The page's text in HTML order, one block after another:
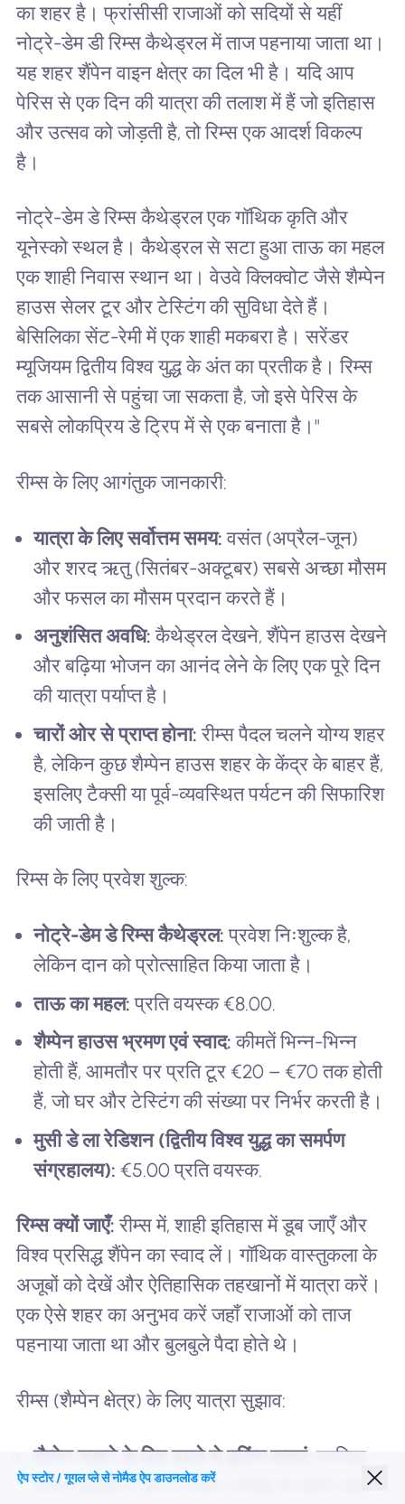
का शहर है। फ्रांसीसी राजाओं को सदियों से यहीं
नोट्रे-डेम डी रिम्स कैथेड्रल में ताज पहनाया जाता था।
यह शहर शैंपेन वाइन क्षेत्र का दिल भी है। यदि आप
पेरिस से एक दिन की यात्रा की तलाश में हैं जो इतिहास
और उत्सव को जोड़ती है, तो रिम्स एक आदर्श विकल्प
है।
नोट्रे-डेम डे रिम्स कैथेड्रल एक गॉथिक कृति और
यूनेस्को स्थल है। कैथेड्रल से सटा हुआ ताऊ का महल
एक शाही निवास स्थान था। वेउवे क्लिक्वोट जैसे शैम्पेन
हाउस सेलर टूर और टेस्टिंग की सुविधा देते हैं।
बेसिलिका सेंट-रेमी में एक शाही मकबरा है। सरेंडर
म्यूजियम द्वितीय विश्व युद्ध के अंत का प्रतीक है। रिम्स
तक आसानी से पहुंचा जा सकता है, जो इसे पेरिस के
सबसे लोकप्रिय डे ट्रिप में से एक बनाता है।"
रीम्स के लिए आगंतुक जानकारी:
यात्रा के लिए सर्वोत्तम समय: वसंत (अप्रैल-जून)
और शरद ऋतु (सितंबर-अक्टूबर) सबसे अच्छा मौसम
और फसल का मौसम प्रदान करते हैं।
अनुशंसित अवधि: कैथेड्रल देखने, शैंपेन हाउस देखने
और बढ़िया भोजन का आनंद लेने के लिए एक पूरे दिन
की यात्रा पर्याप्त है।
चारों ओर से प्राप्त होना: रीम्स पैदल चलने योग्य शहर
है, लेकिन कुछ शैम्पेन हाउस शहर के केंद्र के बाहर हैं,
इसलिए टैक्सी या पूर्व-व्यवस्थित पर्यटन की सिफारिश
की जाती है।
रिम्स के लिए प्रवेश शुल्क:
नोट्रे-डेम डे रिम्स कैथेड्रल: प्रवेश निःशुल्क है,
लेकिन दान को प्रोत्साहित किया जाता है।
ताऊ का महल: प्रति वयस्क €8.00.
शैम्पेन हाउस भ्रमण एवं स्वाद: कीमतें भिन्न-भिन्न
होती हैं, आमतौर पर प्रति टूर €20 – €70 तक होती
हैं, जो घर और टेस्टिंग की संख्या पर निर्भर करती है।
मुसी डे ला रेडिशन (द्वितीय विश्व युद्ध का समर्पण
संग्रहालय): €5.00 प्रति वयस्क.
रिम्स क्यों जाएँ: रीम्स में, शाही इतिहास में डूब जाएँ और
विश्व प्रसिद्ध शैंपेन का स्वाद लें। गॉथिक वास्तुकला के
अजूबों को देखें और ऐतिहासिक तहखानों में यात्रा करें।
एक ऐसे शहर का अनुभव करें जहाँ राजाओं को ताज
पहनाया जाता था और बुलबुले पैदा होते थे।
रीम्स (शैम्पेन क्षेत्र) के लिए यात्रा सुझाव:
शैम्पेन चखने के लिए पहले से बुकिंग कराएं: प्रसिद्ध
शैम्पेन हाउसों में अपना स्थान सप्ताह या महीने पहले
ऐप स्टोर / गूगल प्ले से नोमैड ऐप डाउनलोड करें